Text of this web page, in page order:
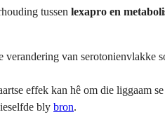
tussen lexapro en
van serotonienvlakke
effek kan hê om die liggaam
bly bron.